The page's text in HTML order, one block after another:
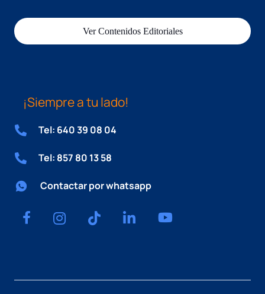
Ver Contenidos Editoriales
¡Siempre a tu lado!
Tel: 640 39 08 04
Tel: 857 80 13 58
Contactar por whatsapp